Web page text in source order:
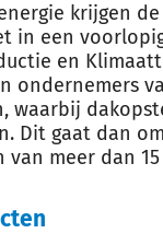
krijgen
in een
en
ondernemers
waarbij
Dit gaat dan
van meer dan